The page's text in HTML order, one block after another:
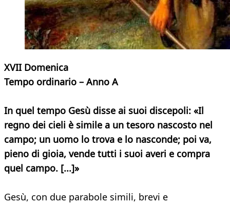
XVII Domenica
Tempo ordinario – Anno A
In quel tempo Gesù disse ai suoi discepoli: «Il
regno dei cieli è simile a un tesoro nascosto nel
campo; un uomo lo trova e lo nasconde; poi va,
pieno di gioia, vende tutti i suoi averi e compra
quel campo. [...]»
Gesù, con due parabole simili, brevi e